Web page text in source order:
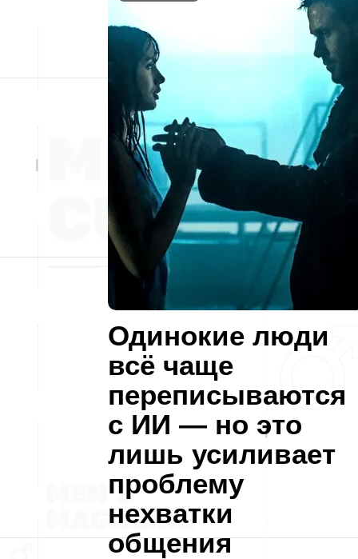
Одинокие люди
всё чаще
переписываются
с ИИ — но это
лишь усиливает
проблему
нехватки
общения